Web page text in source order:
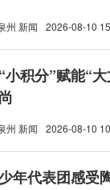
州 新闻 2026-08-10
小积分”赋能“
州 新闻 2026-08-10
年代表团感受